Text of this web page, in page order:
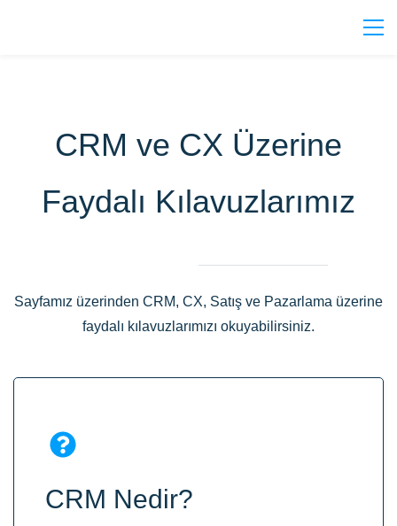
CRM ve CX Üzerine
Faydalı Kılavuzlarımız
Sayfamız üzerinden CRM, CX, Satış ve Pazarlama üzerine
faydalı kılavuzlarımızı okuyabilirsiniz.
CRM Nedir?